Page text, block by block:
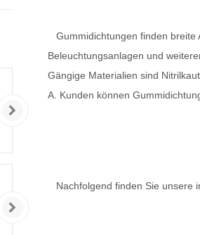
Gummidichtungen finden breite
Beleuchtungsanlagen und
Gängige Materialien sind
A. Kunden können
Nachfolgend finden Sie unsere